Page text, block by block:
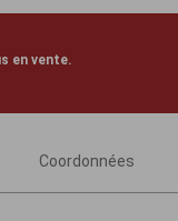
en vente.
Coordonnées